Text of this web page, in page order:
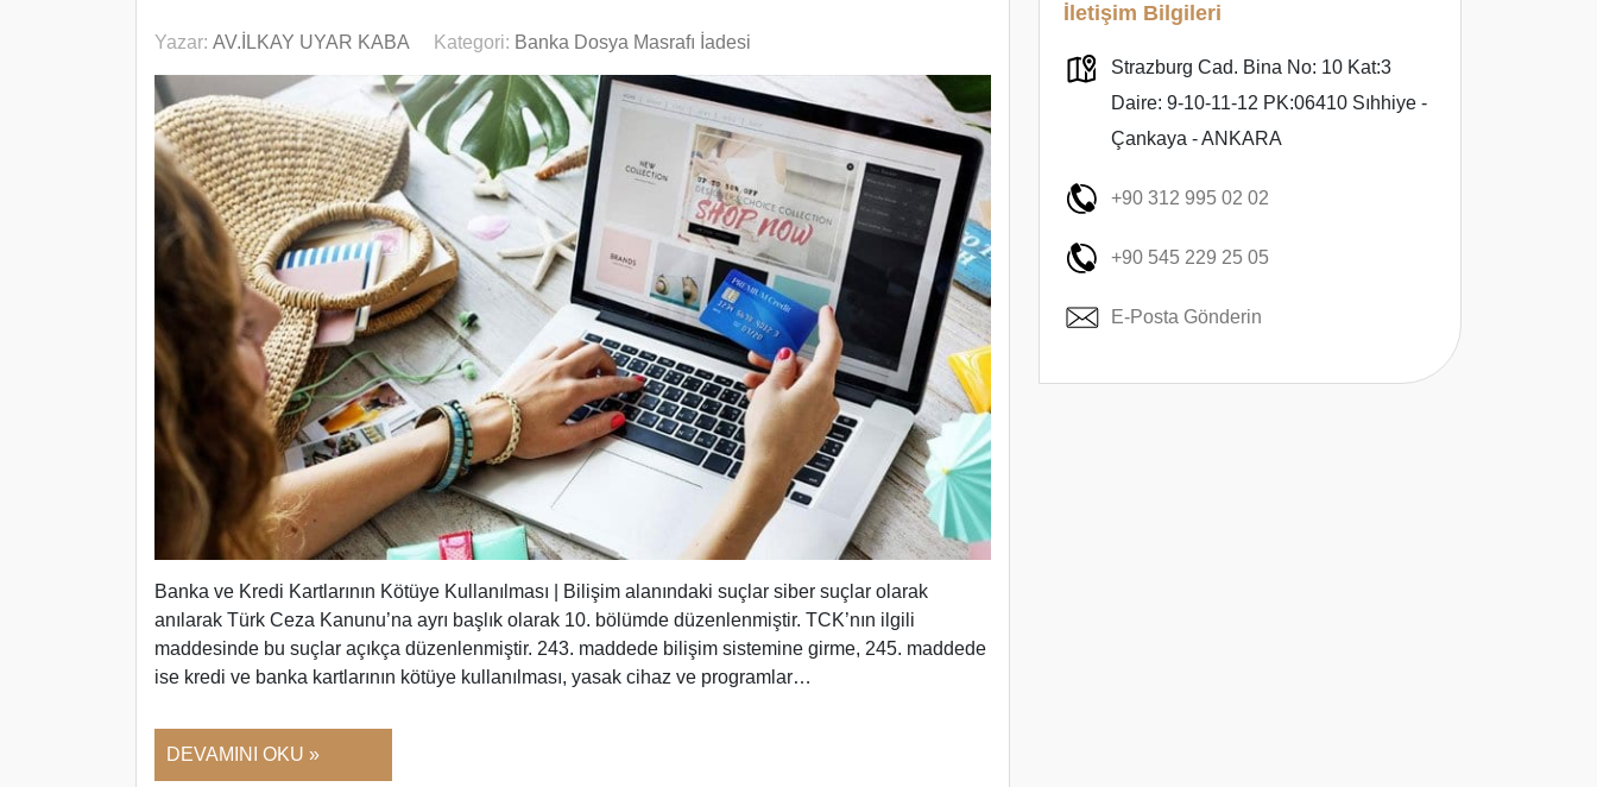
Yazar: AV.İLKAY UYAR KABA Kategori: Banka Dosya Masrafı İadesi
Banka ve Kredi Kartlarının Kötüye Kullanılması | Bilişim alanındaki suçlar siber suçlar olarak
anılarak Türk Ceza Kanunu’na ayrı başlık olarak 10. bölümde düzenlenmiştir. TCK’nın ilgili
maddesinde bu suçlar açıkça düzenlenmiştir. 243. maddede bilişim sistemine girme, 245. maddede
ise kredi ve banka kartlarının kötüye kullanılması, yasak cihaz ve programlar…
DEVAMINI OKU »
İletişim Bilgileri
Strazburg Cad. Bina No: 10 Kat:3
Daire: 9-10-11-12 PK:06410 Sıhhiye -
Çankaya - ANKARA
+90 312 995 02 02
+90 545 229 25 05
E-Posta Gönderin